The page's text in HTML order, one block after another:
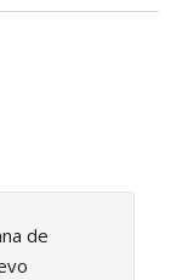
de